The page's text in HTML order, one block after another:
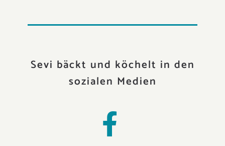
Sevi bäckt und köchelt in den
sozialen Medien